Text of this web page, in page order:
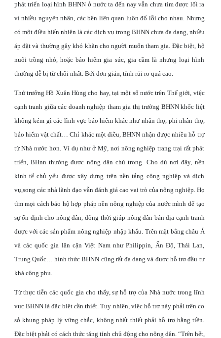
phát triển loại hình BHNN ở nước ta đến nay vẫn chưa tìm được lối ra
vì nhiều nguyên nhân, các bên liên quan luôn đổ lỗi cho nhau. Nhưng
có một điều hiển nhiên là các dịch vụ trong BHNN chưa đa dạng, nhiều
áp đặt và thường gây khó khăn cho người muốn tham gia. Đặc biệt, hộ
nuôi trồng nhỏ, hoặc bảo hiểm gia súc, gia cầm là nhưng loại hình
thường dễ bị từ chối nhất. Bởi đơn giản, tính rủi ro quá cao.
Thứ trưởng Hồ Xuân Hùng cho hay, tại một số nước trên Thế giới, việc
cạnh tranh giữa các doanh nghiệp tham gia thị trường BHNN khốc liệt
không kém gì các lĩnh vực bảo hiểm khác như nhân thọ, phi nhân thọ,
bảo hiểm vật chất… Chỉ khác một điều, BHNN nhận được nhiều hỗ trợ
từ Nhà nước hơn. Ví dụ như ở Mỹ, nơi nông nghiệp trang trại rất phát
triển, BHnn thường được nông dân chú trọng. Cho dù nơi đây, nền
kinh tế chủ yếu được xây dựng trên nền tảng công nghiệp và dịch
vụ,song các nhà lãnh đạo vẫn đánh giá cao vai trò của nông nghiệp. Họ
tìm mọi cách bảo hộ hợp pháp nền nông nghiệp của nước mình để tạo
sự ổn định cho nông dân, đồng thời giúp nông dân bản địa cạnh tranh
được với các sản phẩm nông nghiệp nhập khẩu. Trên mặt bằng châu Á
và các quốc gia lân cận Việt Nam như Philippin, Ấn Độ, Thái Lan,
Trung Quốc… hình thức BHNN cũng rất đa dạng và được hỗ trợ đầu tư
khá công phu.
Từ thực tiễn các quốc gia cho thấy, sự hỗ trợ của Nhà nước trong lĩnh
vực BHNN là đặc biệt cần thiết. Tuy nhiên, việc hỗ trợ này phải trên cơ
sở khung pháp lý vững chắc, không nhất thiết phải hỗ trợ bằng tiền.
Đặc biệt phải có cách thức tăng tính chủ động cho nông dân. “Trên hết,